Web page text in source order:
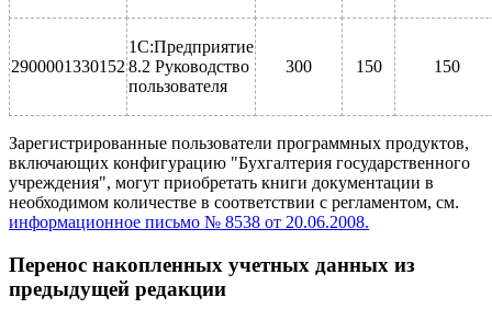
2900001330152
1С:Предприятие
8.2 Руководство
пользователя
300 150 150
Зарегистрированные пользователи программных продуктов,
включающих конфигурацию "Бухгалтерия государственного
учреждения", могут приобретать книги документации в
необходимом количестве в соответствии с регламентом, см.
информационное письмо № 8538 от 20.06.2008.
Перенос накопленных учетных данных из
предыдущей редакции